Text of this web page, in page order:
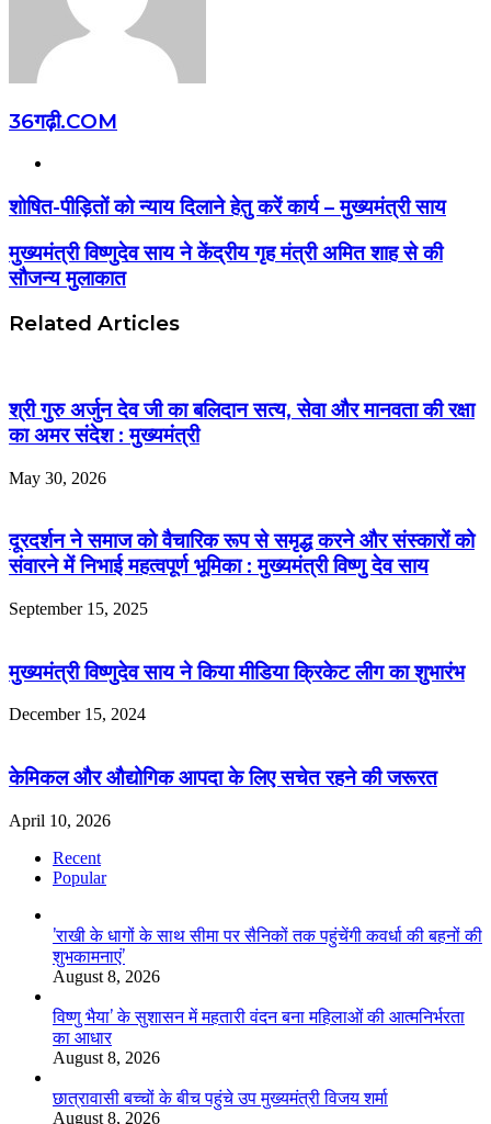
36गढ़ी.COM
शोषित-पीड़ितों को न्याय दिलाने हेतु करें कार्य – मुख्यमंत्री साय
मुख्यमंत्री विष्णुदेव साय ने केंद्रीय गृह मंत्री अमित शाह से की
सौजन्य मुलाकात
Related Articles
श्री गुरु अर्जुन देव जी का बलिदान सत्य, सेवा और मानवता की रक्षा
का अमर संदेश : मुख्यमंत्री
May 30, 2026
दूरदर्शन ने समाज को वैचारिक रूप से समृद्ध करने और संस्कारों को
संवारने में निभाई महत्वपूर्ण भूमिका : मुख्यमंत्री विष्णु देव साय
September 15, 2025
मुख्यमंत्री विष्णुदेव साय ने किया मीडिया क्रिकेट लीग का शुभारंभ
December 15, 2024
केमिकल और औद्योगिक आपदा के लिए सचेत रहने की जरूरत
April 10, 2026
Recent
Popular
’राखी के धागों के साथ सीमा पर सैनिकों तक पहुंचेंगी कवर्धा की बहनों की
शुभकामनाएं’
August 8, 2026
विष्णु भैया’ के सुशासन में महतारी वंदन बना महिलाओं की आत्मनिर्भरता
का आधार
August 8, 2026
छात्रावासी बच्चों के बीच पहुंचे उप मुख्यमंत्री विजय शर्मा
August 8, 2026